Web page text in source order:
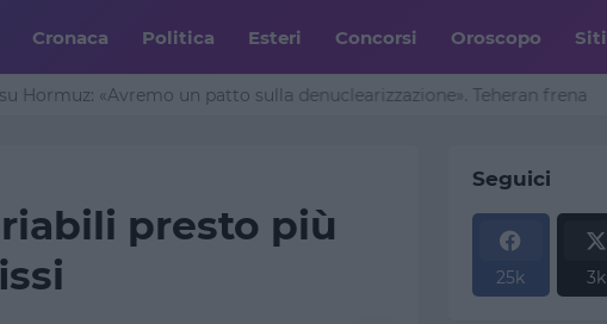
Cronaca Politica Esteri Concorsi Oroscopo Siti
Hormuz: «Avremo un patto sulla denuclearizzazione». Teheran frena
presto più
Seguici
25k 3k